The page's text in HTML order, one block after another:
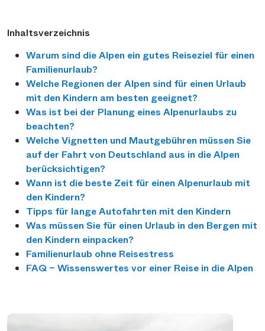
Inhaltsverzeichnis
Warum sind die Alpen ein gutes Reiseziel für einen
Familienurlaub?
Welche Regionen der Alpen sind für einen Urlaub
mit den Kindern am besten geeignet?
Was ist bei der Planung eines Alpenurlaubs zu
beachten?
Welche Vignetten und Mautgebühren müssen Sie
auf der Fahrt von Deutschland aus in die Alpen
berücksichtigen?
Wann ist die beste Zeit für einen Alpenurlaub mit
den Kindern?
Tipps für lange Autofahrten mit den Kindern
Was müssen Sie für einen Urlaub in den Bergen mit
den Kindern einpacken?
Familienurlaub ohne Reisestress
FAQ – Wissenswertes vor einer Reise in die Alpen